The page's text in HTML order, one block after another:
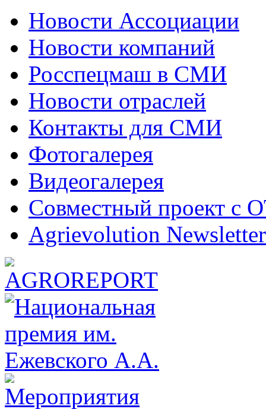
Новости Ассоциации
Новости компаний
Росспецмаш в СМИ
Новости отраслей
Контакты для СМИ
Фотогалерея
Видеогалерея
Совместный проект с
Agrievolution Newsletter